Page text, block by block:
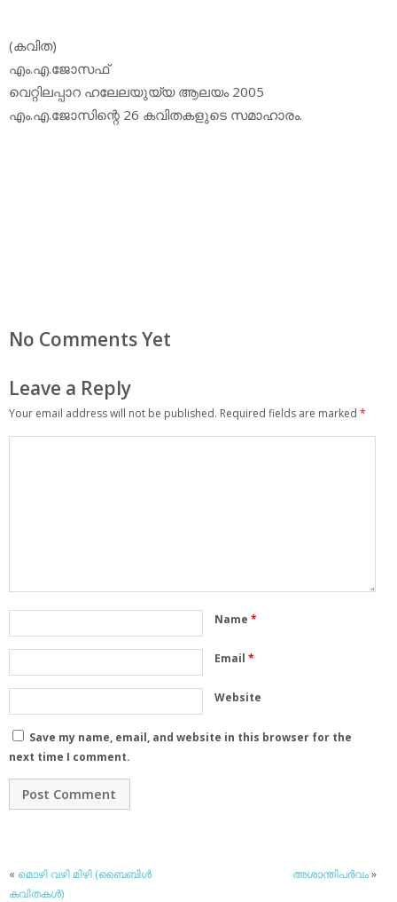
(കവിത)
എം.എ.ജോസഫ്
വെറ്റിലപ്പാറ ഹലേലയുയ്യ ആലയം 2005
എം.എ.ജോസിന്റെ 26 കവിതകളുടെ സമാഹാരം.
No Comments Yet
Leave a Reply
Your email address will not be published. Required fields are marked *
Name *
Email *
Website
Save my name, email, and website in this browser for the
next time I comment.
« മൊഴി വഴി മിഴി (ബൈബിള്‍
കവിതകള്‍)
അശാന്തിപര്‍വം»